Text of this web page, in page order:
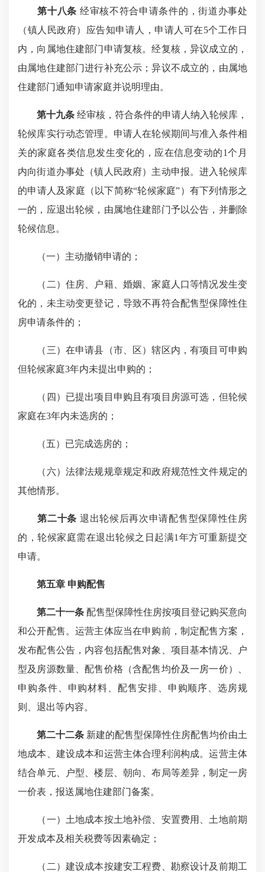
第十八条 经审核不符合申请条件的，街道办事处
（镇人民政府）应告知申请人，申请人可在5个工作日
内，向属地住建部门申请复核。经复核，异议成立的，
由属地住建部门进行补充公示；异议不成立的，由属地
住建部门通知申请家庭并说明理由。
第十九条 经审核，符合条件的申请人纳入轮候库，
轮候库实行动态管理。申请人在轮候期间与准入条件相
关的家庭各类信息发生变化的，应在信息变动的1个月
内向街道办事处（镇人民政府）主动申报。进入轮候库
的申请人及家庭（以下简称“轮候家庭”）有下列情形之
一的，应退出轮候，由属地住建部门予以公告，并删除
轮候信息。
（一）主动撤销申请的；
（二）住房、户籍、婚姻、家庭人口等情况发生变
化的，未主动变更登记，导致不再符合配售型保障性住
房申请条件的；
（三）在申请县（市、区）辖区内，有项目可申购
但轮候家庭3年内未提出申购的；
（四）已提出项目申购且有项目房源可选，但轮候
家庭在3年内未选房的；
（五）已完成选房的；
（六）法律法规规章规定和政府规范性文件规定的
其他情形。
第二十条 退出轮候后再次申请配售型保障性住房
的，轮候家庭需在退出轮候之日起满1年方可重新提交
申请。
第五章 申购配售
第二十一条 配售型保障性住房按项目登记购买意向
和公开配售。运营主体应当在申购前，制定配售方案，
发布配售公告，内容包括配售对象、项目基本情况、户
型及房源数量、配售价格（含配售均价及一房一价）、
申购条件、申购材料、配售安排、申购顺序、选房规
则、退出等内容。
第二十二条 新建的配售型保障性住房配售均价由土
地成本、建设成本和运营主体合理利润构成。运营主体
结合单元、户型、楼层、朝向、布局等差异，制定一房
一价表，报送属地住建部门备案。
（一）土地成本按土地补偿、安置费用、土地前期
开发成本及相关税费等因素确定；
（二）建设成本按建安工程费、勘察设计及前期工